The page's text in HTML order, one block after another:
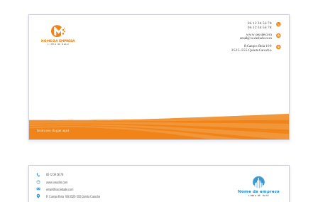
Insira seu slogan aqui
www.seusite.com
email@sociedade.com
R Campo Bola 109
2525-555 Quinta Carocho
06 12 34 56 78
06 12 34 56 78
Nome da empresa
Linha de base
email@sociedade.com
R Campo Bola 109 2525-555 Quinta Carocho
www.seusite.com
Nome da empresa
Linha de base
06 12 34 56 78